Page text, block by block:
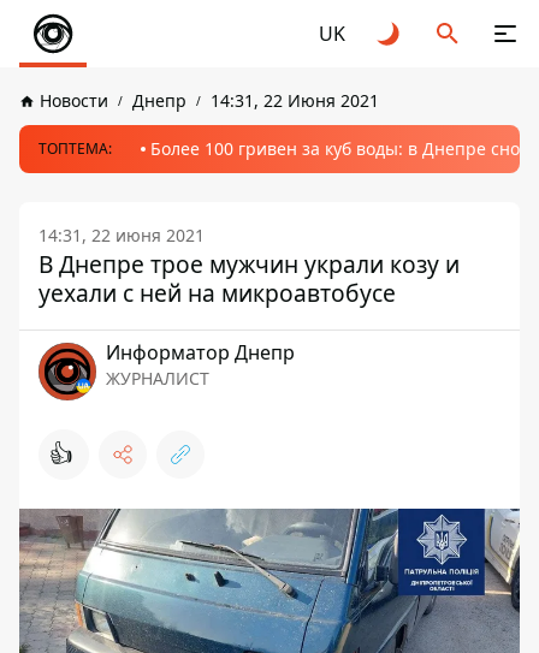
UK
Новости Днепр 14:31, 22 Июня 2021
ТОПТЕМА: Более 100 гривен за куб воды: в Днепре
14:31, 22 июня 2021
В Днепре трое мужчин украли козу и
уехали с ней на микроавтобусе
Информатор Днепр
ЖУРНАЛИСТ
👍